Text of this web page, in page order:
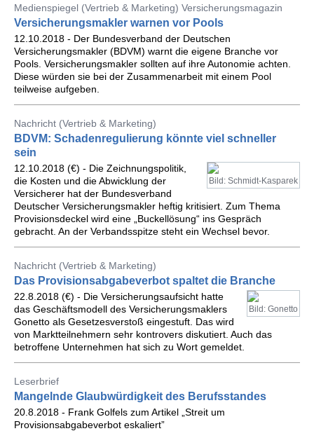
Medienspiegel (Vertrieb & Marketing) Versicherungsmagazin
Versicherungsmakler warnen vor Pools
12.10.2018 - Der Bundesverband der Deutschen
Versicherungsmakler (BDVM) warnt die eigene Branche vor
Pools. Versicherungsmakler sollten auf ihre Autonomie achten.
Diese würden sie bei der Zusammenarbeit mit einem Pool
teilweise aufgeben.
Nachricht (Vertrieb & Marketing)
BDVM: Schadenregulierung könnte viel schneller
sein
Bild: Schmidt-Kasparek
12.10.2018 (€) - Die Zeichnungspolitik,
die Kosten und die Abwicklung der
Versicherer hat der Bundesverband
Deutscher Versicherungsmakler heftig kritisiert. Zum Thema
Provisionsdeckel wird eine „Buckellösung“ ins Gespräch
gebracht. An der Verbandsspitze steht ein Wechsel bevor.
Nachricht (Vertrieb & Marketing)
Das Provisionsabgabeverbot spaltet die Branche
Bild: Gonetto
22.8.2018 (€) - Die Versicherungsaufsicht hatte
das Geschäftsmodell des Versicherungsmaklers
Gonetto als Gesetzesverstoß eingestuft. Das wird
von Marktteilnehmern sehr kontrovers diskutiert. Auch das
betroffene Unternehmen hat sich zu Wort gemeldet.
Leserbrief
Mangelnde Glaubwürdigkeit des Berufsstandes
20.8.2018 - Frank Golfels zum Artikel „Streit um
Provisionsabgabeverbot eskaliert”